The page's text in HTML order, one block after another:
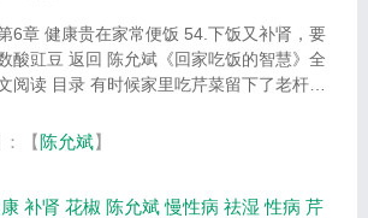
6章 健康贵在家常便饭 54.下饭又补肾，要
酸豇豆 返回 陈允斌《回家吃饭的智慧》全
阅读 目录 有时候家里吃芹菜留下了老杆，
豇豆一起炒着吃。这样吃起来一点都不觉得
【陈允斌】
补肾 花椒 陈允斌 慢性病 祛湿 性病 芹